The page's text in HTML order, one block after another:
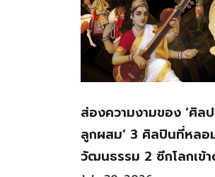
ส่องความงามของ ‘ศิลป
ลูกผสม’ 3 ศิลปินที่หลอ
วัฒนธรรม 2 ซีกโลกเข้